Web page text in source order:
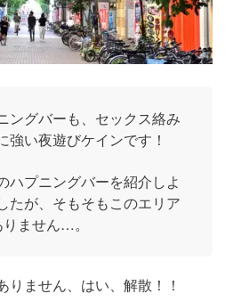
ングバーも、セックス絡み
強い夜遊びケインです！
ハプニングバーを紹介しよ
たが、そもそもこのエリア
ません…。
ません、はい、解散！！